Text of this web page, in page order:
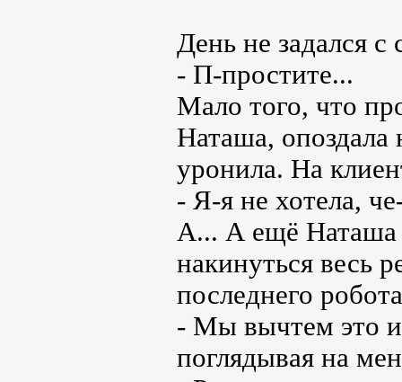
День не задался с
- П-простите...
Мало того, что
Наташа, опоздала
уронила. На
- Я-я не хотела,
А... А ещё Наташа
накинуться весь
последнего
- Мы вычтем это
поглядывая на